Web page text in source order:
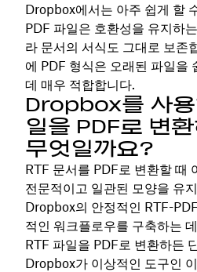
Dropbox에서는 아주 쉽게 할
PDF 파일은 호환성을 유지하
라 문서의 서식도 그대로 보존
에 PDF 형식은 오래된 파일을
데 매우 적합합니다.
Dropbox를 사용
일을 PDF로 변
무엇일까요?
RTF 문서를 PDF로 변환할 때
전문적이고 일관된 모양을 유
Dropbox의 안정적인 RTF-
적인 워크플로우를 구축하는
RTF 파일을 PDF로 변환하든
Dropbox가 이상적인 도구인